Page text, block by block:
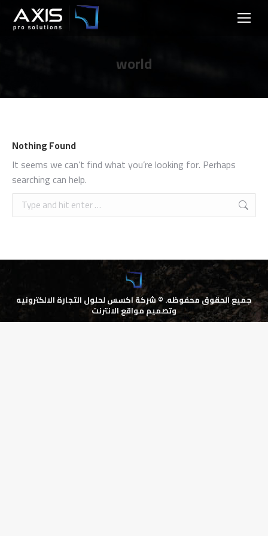
world
Nothing Found
It seems we can’t find what you’re looking for. Perhaps
searching can help.
Search:
جميع الحقوق محفوظه. ©شركة اكسس لحلول التجارة الالكترونيه
وتصميم مواقع الانترنت